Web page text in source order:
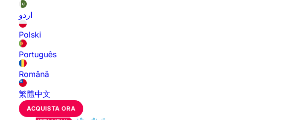
اردو
Polski
Português
Română
繁體中文
ACQUISTA ORA